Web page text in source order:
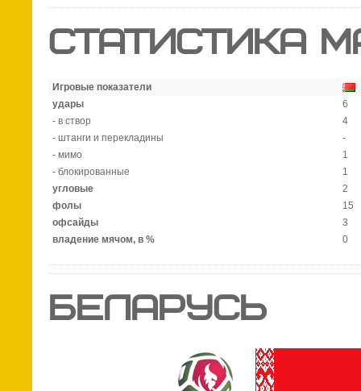
СТАТИСТИКА
Игровые показатели
удары
6
- в створ
4
- штанги и перекладины
-
- мимо
1
- блокированные
1
угловые
2
фолы
15
офсайды
3
владение мячом, в %
0
БЕЛАРУСЬ